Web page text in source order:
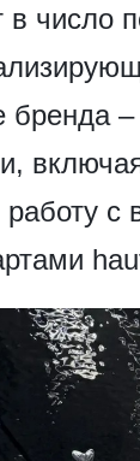
в число
бренда
работу с